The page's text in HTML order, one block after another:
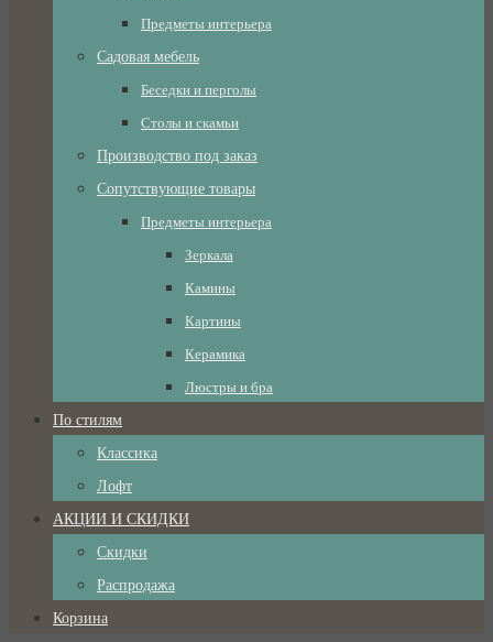
Предметы интерьера
Садовая мебель
Беседки и перголы
Столы и скамьи
Производство под заказ
Сопутствующие товары
Предметы интерьера
Зеркала
Камины
Картины
Керамика
Люстры и бра
По стилям
Классика
Лофт
АКЦИИ И СКИДКИ
Скидки
Распродажа
Корзина